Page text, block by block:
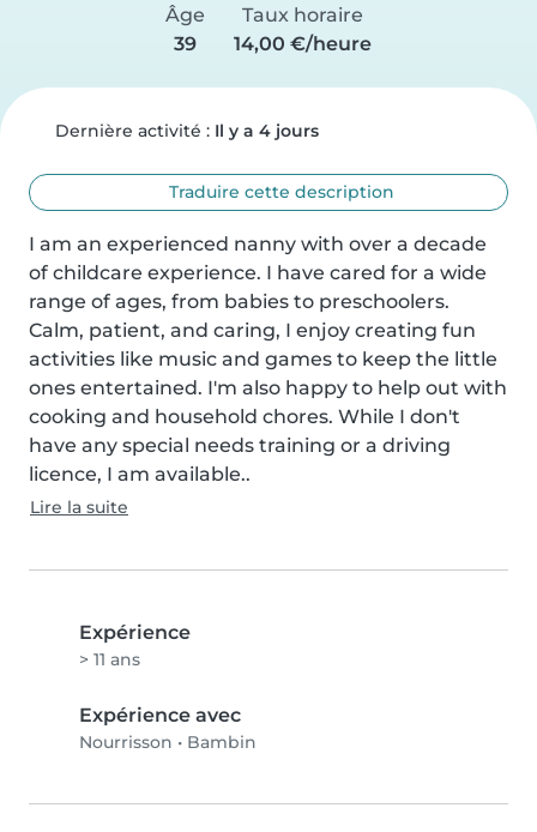
Âge
39
Taux horaire
14,00 €/heure
Dernière activité : Il y a 4 jours
Traduire cette description
I am an experienced nanny with over a decade
of childcare experience. I have cared for a wide
range of ages, from babies to preschoolers.
Calm, patient, and caring, I enjoy creating fun
activities like music and games to keep the little
ones entertained. I'm also happy to help out with
cooking and household chores. While I don't
have any special needs training or a driving
licence, I am available..
Lire la suite
Expérience
> 11 ans
Expérience avec
Nourrisson • Bambin